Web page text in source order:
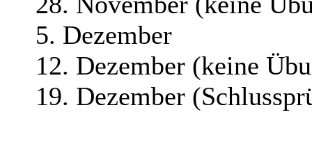
5. Dezember
12. Dezember (keine
19. Dezember